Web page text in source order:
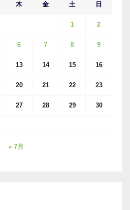
木 金 土 日
1 2
6 7 8 9
13 14 15 16
20 21 22 23
27 28 29 30
« 7月